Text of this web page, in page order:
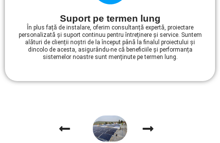
Suport pe termen lung
În plus față de instalare, oferim consultanță expertă, proiectare
personalizată și suport continuu pentru întreținere și service. Suntem
alături de clienții noștri de la început până la finalul proiectului și
dincolo de acesta, asigurându-ne că beneficiile și performanța
sistemelor noastre sunt menținute pe termen lung.